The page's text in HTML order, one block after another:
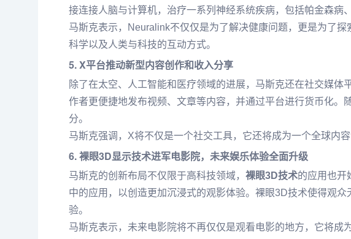
接连接人脑与计算机，治疗一系列神经系统疾病，包括帕金森病
马斯克表示，Neuralink不仅仅是为了解决健康问题，更是为了
科学以及人类与科技的互动方式。
5. X平台推动新型内容创作和收入分享
除了在太空、人工智能和医疗领域的进展，马斯克还在社交媒
作者更便捷地发布视频、文章等内容，并通过平台进行货币化
分。
马斯克强调，X将不仅是一个社交工具，它还将成为一个全球内
6. 裸眼3D显示技术进军电影院，未来娱乐体验全面升级
马斯克的创新布局不仅限于高科技领域， 裸眼3D技术的应用也开
中的应用，以创造更加沉浸式的观影体验。裸眼3D技术使得观
验。
马斯克表示，未来电影院将不再仅仅是观看电影的地方，它将